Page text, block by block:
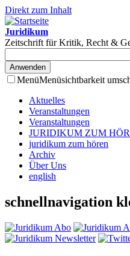
Direkt zum Inhalt
Juridikum
Zeitschrift für Kritik, Recht &
MenüMenüsichtbarkeit
Aktuelles
Veranstaltungen
Veranstaltungen
JURIDIKUM ZUM
juridikum zum hören
Archiv
Über Uns
english
schnellnavigation